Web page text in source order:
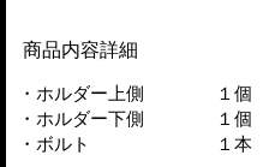
商品内容詳細
・ホルダー上側 １個
・ホルダー下側 １個
・ボルト １本